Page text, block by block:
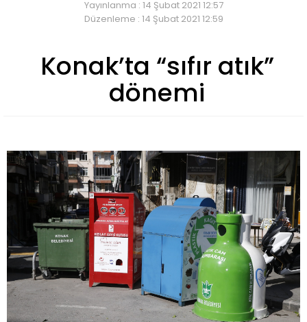
Yayınlanma : 14 Şubat 2021 12:57
Düzenleme : 14 Şubat 2021 12:59
Konak’ta “sıfır atık”
dönemi